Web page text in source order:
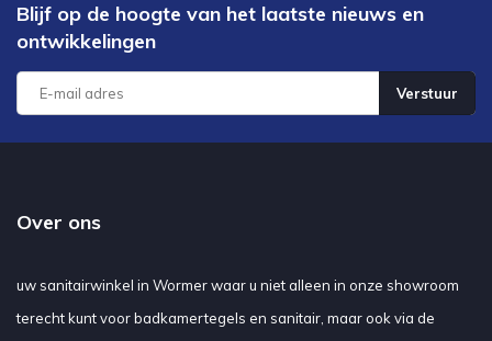
Blijf op de hoogte van het laatste nieuws en
ontwikkelingen
Verstuur
Over ons
uw sanitairwinkel in Wormer waar u niet alleen in onze showroom
terecht kunt voor badkamertegels en sanitair, maar ook via de